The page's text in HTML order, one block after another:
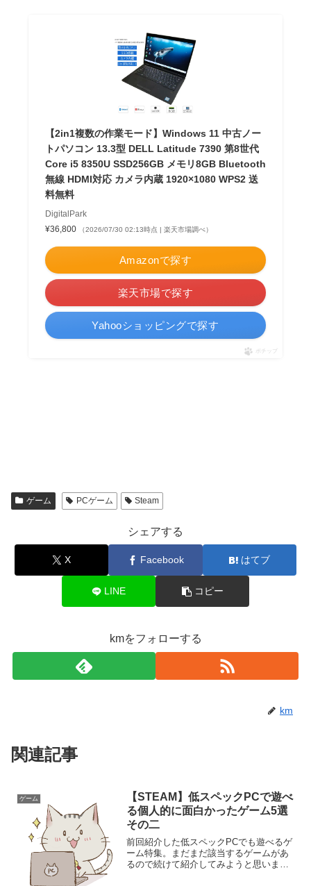
【2in1複数の作業モード】Windows 11 中古ノー
トパソコン 13.3型 DELL Latitude 7390 第8世代
Core i5 8350U SSD256GB メモリ8GB Bluetooth
無線 HDMI対応 カメラ内蔵 1920×1080 WPS2 送
料無料
DigitalPark
¥36,800
（2026/07/30 02:13時点 | 楽天市場調べ）
Amazonで探す
楽天市場で探す
Yahooショッピングで探す
ポチップ
ゲーム PCゲーム Steam
シェアする
X Facebook はてブ
LINE コピー
kmをフォローする
km
関連記事
ゲーム
【STEAM】低スペックPCで遊べ
る個人的に面白かったゲーム5選
その二
前回紹介した低スペックPCでも遊べるゲ
ーム特集。まだまだ該当するゲームがあ
るので続けて紹介してみようと思いま